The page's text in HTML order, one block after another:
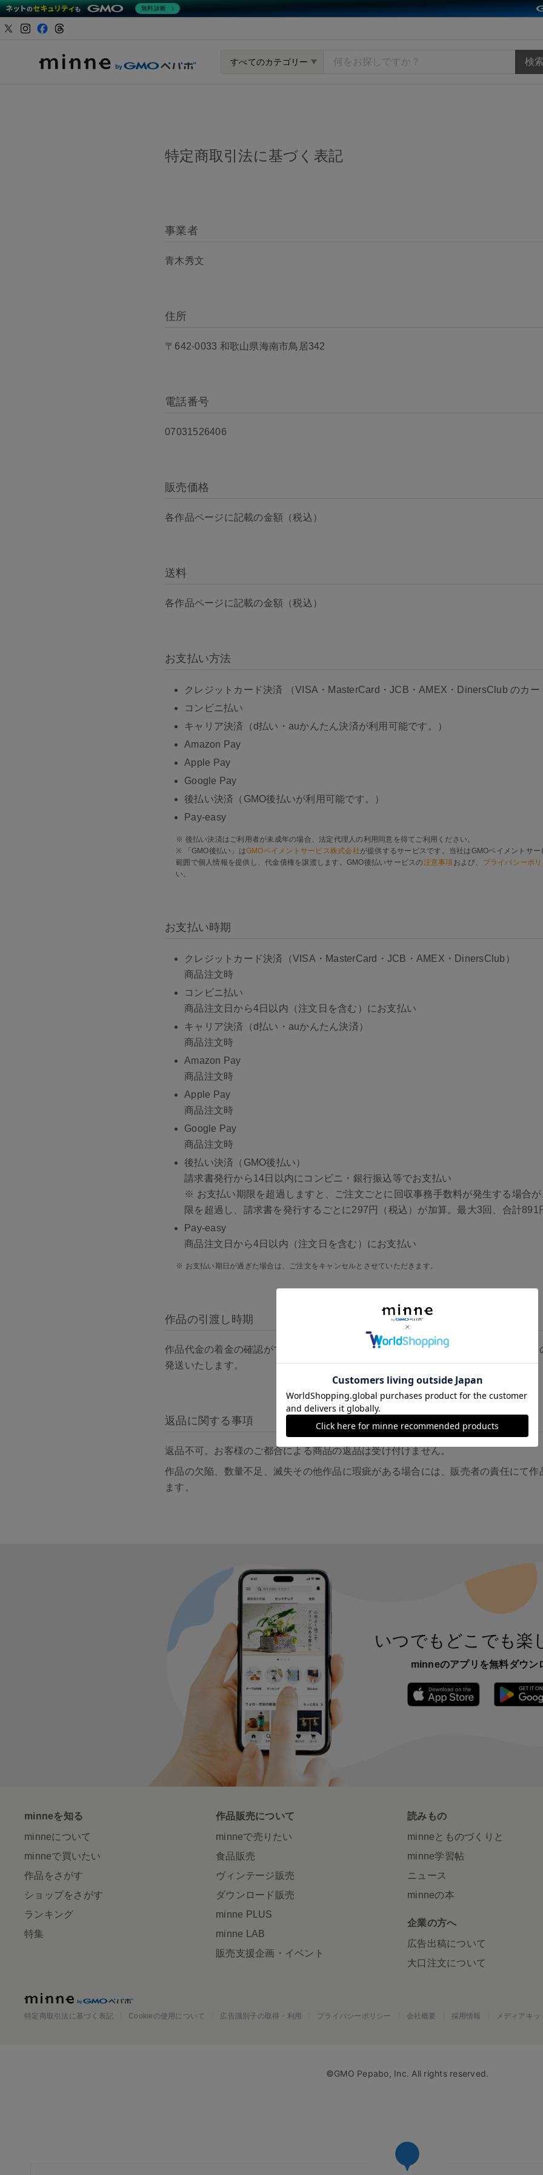
すべてのカテゴリー
特定商取引法に基づく表記
事業者
青木秀文
住所
〒642-0033 和歌山県海南市鳥居342
電話番号
07031526406
販売価格
各作品ページに記載の金額（税込）
送料
各作品ページに記載の金額（税込）
お支払い方法
クレジットカード決済 （VISA・MasterCard・JCB・AMEX・DinersClub のカー
コンビニ払い
キャリア決済（d払い・auかんたん決済が利用可能です。）
Amazon Pay
Apple Pay
Google Pay
後払い決済（GMO後払いが利用可能です。）
Pay-easy
※ 後払い決済はご利用者が未成年の場合、法定代理人の利用同意を得てご利用ください。
※ 「GMO後払い」はGMOペイメントサービス株式会社が提供するサービスです。当社はGMOペイメントサ
範囲で個人情報を提供し、代金債権を譲渡します。GMO後払いサービスの注意事項および、 プライバシーポ
い。
お支払い時期
クレジットカード決済（VISA・MasterCard・JCB・AMEX・DinersClub）
商品注文時
コンビニ払い
商品注文日から4日以内（注文日を含む）にお支払い
キャリア決済（d払い・auかんたん決済）
商品注文時
Amazon Pay
商品注文時
Apple Pay
商品注文時
Google Pay
商品注文時
後払い決済（GMO後払い）
請求書発行から14日以内にコンビニ・銀行振込等でお支払い
※ お支払い期限を超過しますと、ご注文ごとに回収事務手数料が発生する場合
限を超過し、請求書を発行するごとに297円（税込）が加算。最大3回、合計891
Pay-easy
商品注文日から4日以内（注文日を含む）にお支払い
※ お支払い期日が過ぎた場合は、ご注文をキャンセルとさせていただきます。
作品の引渡し時期
作品代金の着金の確認ができた時点から、各作品ページに記載の「発送までの目安」
発送いたします。
返品に関する事項
返品不可。お客様のご都合による商品の返品は受け付けません。
作品の欠陥、数量不足、滅失その他作品に瑕疵がある場合には、販売者の責任にて作
ます。
いつでもどこでも楽
minneのアプリを無料ダウン
App Store か
minneを知る
minneについて
minneで買いたい
作品をさがす
ショップをさがす
ランキング
特集
作品販売について
minneで売りたい
食品販売
ヴィンテージ販売
ダウンロード販売
minne PLUS
minne LAB
販売支援企画・イベント
読みもの
minneとものづくりと
minne学習帖
ニュース
minneの本
企業の方へ
広告出稿について
大口注文について
特定商取引法に基づく表記 Cookieの使用について 広告識別子の取得・利用 プライバシーポリシー 会社概要 採用情報 メディアキッ
©GMO Pepabo, Inc. All rights reserved.
無料診断